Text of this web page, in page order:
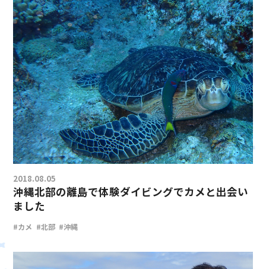
2018.08.05
沖縄北部の離島で体験ダイビングでカメと出会い
ました
#カメ #北部 #沖縄